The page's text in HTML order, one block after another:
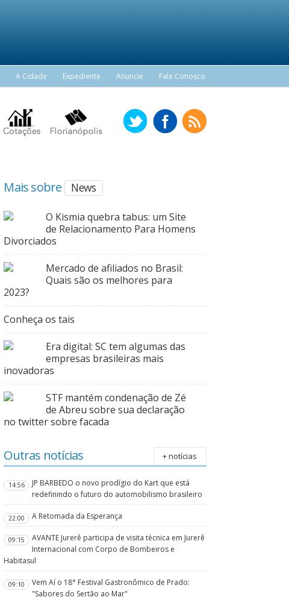
A Cidade Expediente Anuncie Fale Conosco
Mais sobre News
O Kismia quebra tabus: um Site
de Relacionamento Para Homens
Divorciados
Mercado de afiliados no Brasil:
Quais são os melhores para
2023?
Conheça os tais
Era digital: SC tem algumas das
empresas brasileiras mais
inovadoras
STF mantém condenação de Zé
de Abreu sobre sua declaração
no twitter sobre facada
Outras notícias + notícias
14:56
JP BARBEDO o novo prodígio do Kart que está
redefinindo o futuro do automobilismo brasileiro
22:00 A Retomada da Esperança
09:15
AVANTE Jurerê participa de visita técnica em Jurerê
Internacional com Corpo de Bombeiros e
Habitasul
09:10
Vem Aí o 18° Festival Gastronômico de Prado:
"Sabores do Sertão ao Mar"